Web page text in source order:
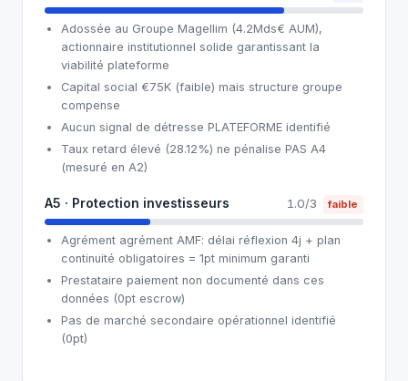
Adossée au Groupe Magellim (4.2Mds€ AUM),
actionnaire institutionnel solide garantissant la
viabilité plateforme
Capital social €75K (faible) mais structure groupe
compense
Aucun signal de détresse PLATEFORME identifié
Taux retard élevé (28.12%) ne pénalise PAS A4
(mesuré en A2)
A5 · Protection investisseurs 1.0/3 faible
Agrément agrément AMF: délai réflexion 4j + plan
continuité obligatoires = 1pt minimum garanti
Prestataire paiement non documenté dans ces
données (0pt escrow)
Pas de marché secondaire opérationnel identifié
(0pt)